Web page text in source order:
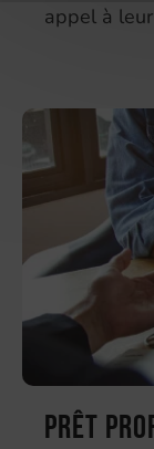
appel à
Prêt